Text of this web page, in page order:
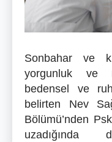
Sonbahar ve
yorgunluk ve
bedensel ve
belirten Nev
Bölümü’nden
uzadığında